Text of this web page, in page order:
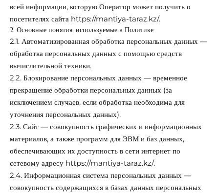
всей информации, которую Оператор может получить о
посетителях сайта https://mantiya-taraz.kz/.
2. Основные понятия, используемые в Политике
2.1. Автоматизированная обработка персональных данных —
обработка персональных данных с помощью средств
вычислительной техники.
2.2. Блокирование персональных данных — временное
прекращение обработки персональных данных (за
исключением случаев, если обработка необходима для
уточнения персональных данных).
2.3. Сайт — совокупность графических и информационных
материалов, а также программ для ЭВМ и баз данных,
обеспечивающих их доступность в сети интернет по
сетевому адресу https://mantiya-taraz.kz/.
2.4. Информационная система персональных данных —
совокупность содержащихся в базах данных персональных